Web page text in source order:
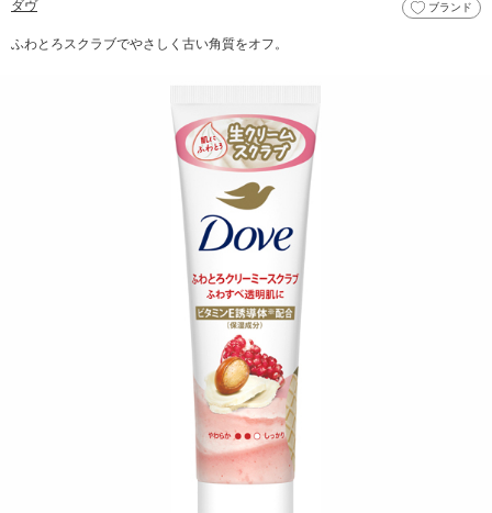
ダヴ ブランド
ふわとろスクラブでやさしく古い角質をオフ。